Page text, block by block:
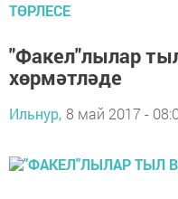
ТӨРЛЕСЕ
"Факел"лылар
хөрмәтләде
Ильнур, 8 май 2017 -